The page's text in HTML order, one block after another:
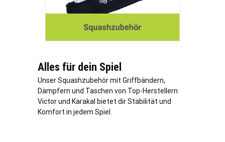
Alles für dein Spiel
Unser Squashzubehör mit Griffbändern,
Dämpfern und Taschen von Top-Herstellern
Victor und Karakal bietet dir Stabilität und
Komfort in jedem Spiel.